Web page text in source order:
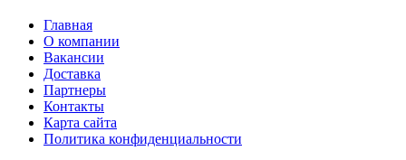
Главная
О компании
Вакансии
Доставка
Партнеры
Контакты
Карта сайта
Политика конфиденциальности